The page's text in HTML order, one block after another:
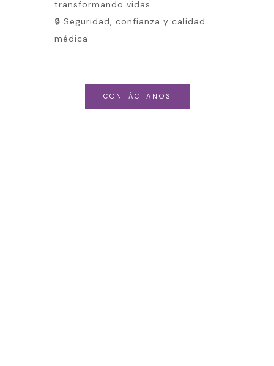
transformando vidas
🔒 Seguridad, confianza y calidad
médica
CONTÁCTANOS